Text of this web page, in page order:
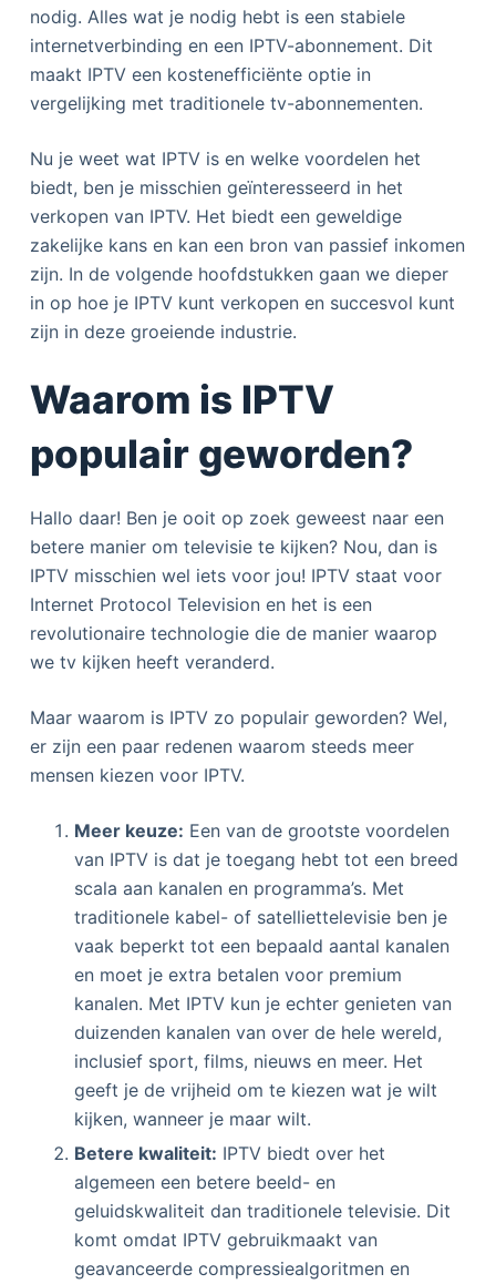
nodig. Alles wat je nodig hebt is een stabiele
internetverbinding en een IPTV-abonnement. Dit
maakt IPTV een kostenefficiënte optie in
vergelijking met traditionele tv-abonnementen.
Nu je weet wat IPTV is en welke voordelen het
biedt, ben je misschien geïnteresseerd in het
verkopen van IPTV. Het biedt een geweldige
zakelijke kans en kan een bron van passief inkomen
zijn. In de volgende hoofdstukken gaan we dieper
in op hoe je IPTV kunt verkopen en succesvol kunt
zijn in deze groeiende industrie.
Waarom is IPTV
populair geworden?
Hallo daar! Ben je ooit op zoek geweest naar een
betere manier om televisie te kijken? Nou, dan is
IPTV misschien wel iets voor jou! IPTV staat voor
Internet Protocol Television en het is een
revolutionaire technologie die de manier waarop
we tv kijken heeft veranderd.
Maar waarom is IPTV zo populair geworden? Wel,
er zijn een paar redenen waarom steeds meer
mensen kiezen voor IPTV.
Meer keuze: Een van de grootste voordelen
van IPTV is dat je toegang hebt tot een breed
scala aan kanalen en programma’s. Met
traditionele kabel- of satelliettelevisie ben je
vaak beperkt tot een bepaald aantal kanalen
en moet je extra betalen voor premium
kanalen. Met IPTV kun je echter genieten van
duizenden kanalen van over de hele wereld,
inclusief sport, films, nieuws en meer. Het
geeft je de vrijheid om te kiezen wat je wilt
kijken, wanneer je maar wilt.
Betere kwaliteit: IPTV biedt over het
algemeen een betere beeld- en
geluidskwaliteit dan traditionele televisie. Dit
komt omdat IPTV gebruikmaakt van
geavanceerde compressiealgoritmen en